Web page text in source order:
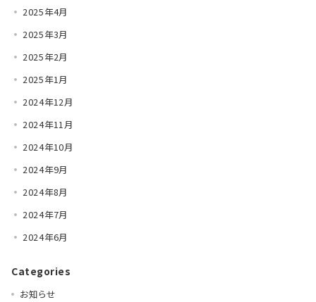
2025年4月
2025年3月
2025年2月
2025年1月
2024年12月
2024年11月
2024年10月
2024年9月
2024年8月
2024年7月
2024年6月
Categories
お知らせ